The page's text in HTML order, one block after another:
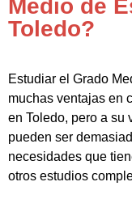
Medio de
Toledo?
Estudiar el Grado
muchas ventajas en
en Toledo, pero a su
pueden ser
necesidades que
otros estudios